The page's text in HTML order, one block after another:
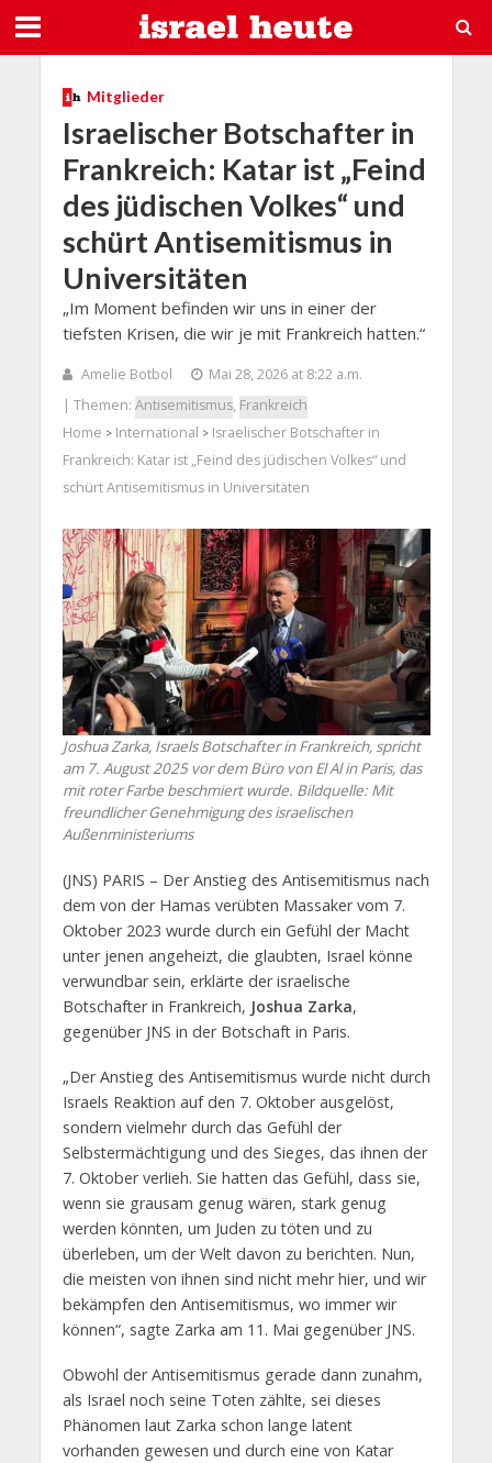
Mitglieder
Israelischer Botschafter in
Frankreich: Katar ist „Feind
des jüdischen Volkes“ und
schürt Antisemitismus in
Universitäten
„Im Moment befinden wir uns in einer der
tiefsten Krisen, die wir je mit Frankreich hatten.“
Amelie Botbol
Mai 28, 2026 at 8:22 a.m.
| Themen: Antisemitismus, Frankreich
Home > International > Israelischer Botschafter in
Frankreich: Katar ist „Feind des jüdischen Volkes“ und
schürt Antisemitismus in Universitäten
Joshua Zarka, Israels Botschafter in Frankreich, spricht
am 7. August 2025 vor dem Büro von El Al in Paris, das
mit roter Farbe beschmiert wurde. Bildquelle: Mit
freundlicher Genehmigung des israelischen
Außenministeriums
(JNS) PARIS – Der Anstieg des Antisemitismus nach
dem von der Hamas verübten Massaker vom 7.
Oktober 2023 wurde durch ein Gefühl der Macht
unter jenen angeheizt, die glaubten, Israel könne
verwundbar sein, erklärte der israelische
Botschafter in Frankreich, Joshua Zarka,
gegenüber JNS in der Botschaft in Paris.
„Der Anstieg des Antisemitismus wurde nicht durch
Israels Reaktion auf den 7. Oktober ausgelöst,
sondern vielmehr durch das Gefühl der
Selbstermächtigung und des Sieges, das ihnen der
7. Oktober verlieh. Sie hatten das Gefühl, dass sie,
wenn sie grausam genug wären, stark genug
werden könnten, um Juden zu töten und zu
überleben, um der Welt davon zu berichten. Nun,
die meisten von ihnen sind nicht mehr hier, und wir
bekämpfen den Antisemitismus, wo immer wir
können“, sagte Zarka am 11. Mai gegenüber JNS.
Obwohl der Antisemitismus gerade dann zunahm,
als Israel noch seine Toten zählte, sei dieses
Phänomen laut Zarka schon lange latent
vorhanden gewesen und durch eine von Katar